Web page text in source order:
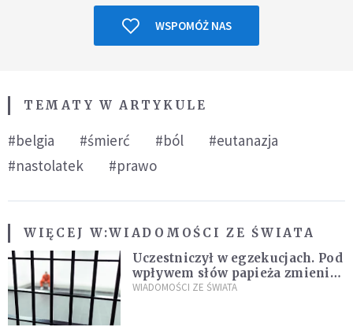
WSPOMÓŻ NAS
TEMATY W ARTYKULE
#belgia #śmierć #ból
#eutanazja
#nastolatek
#prawo
WIĘCEJ W:WIADOMOŚCI ZE ŚWIATA
Uczestniczył w egzekucjach. Pod
wpływem słów papieża zmienił
zdanie
WIADOMOŚCI ZE ŚWIATA